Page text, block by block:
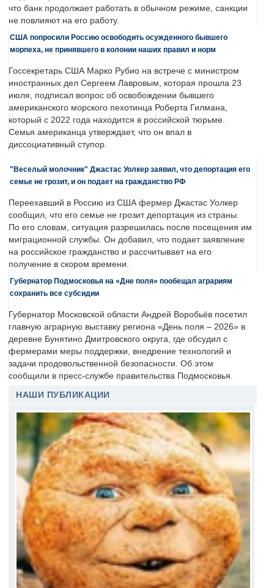
что банк продолжает работать в обычном режиме, санкции
не повлияют на его работу.
США попросили Россию освободить осужденного бывшего
морпеха, не принявшего в колонии наших правил и норм
Госсекретарь США Марко Рубио на встрече с министром
иностранных дел Сергеем Лавровым, которая прошла 23
июля, подписал вопрос об освобождении бывшего
американского морского пехотинца Роберта Гилмана,
который с 2022 года находится в российской тюрьме.
Семья американца утверждает, что он впал в
диссоциативный ступор.
"Веселый молочник" Джастас Уолкер заявил, что депортация его
семье не грозит, и он подает на гражданство РФ
Переехавший в Россию из США фермер Джастас Уолкер
сообщил, что его семье не грозит депортация из страны.
По его словам, ситуация разрешилась после посещения им
миграционной службы. Он добавил, что подает заявление
на российское гражданство и рассчитывает на его
получение в скором времени.
Губернатор Подмосковья на «Дне поля» пообещал аграриям
сохранить все субсидии
Губернатор Московской области Андрей Воробьёв посетил
главную аграрную выставку региона «День поля – 2026» в
деревне Бунятино Дмитровского округа, где обсудил с
фермерами меры поддержки, внедрение технологий и
задачи продовольственной безопасности. Об этом
сообщили в пресс-службе правительства Подмосковья.
НАШИ ПУБЛИКАЦИИ